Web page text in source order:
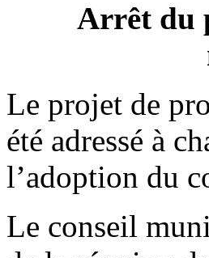
Arrêt du
Le projet de
été adressé à
l’adoption du
Le conseil